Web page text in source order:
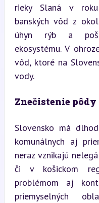
rieky Slaná v
banských vôd z
úhyn rýb a
ekosystému. V
vôd, ktoré na
vody.
Znečistenie pôdy
Slovensko má
komunálnych aj
neraz vznikajú
či v košickom
problémom aj
priemyselných